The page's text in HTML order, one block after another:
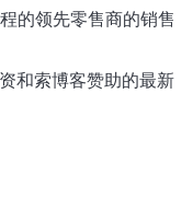
的领先零售商的销售
和索博客赞助的最新